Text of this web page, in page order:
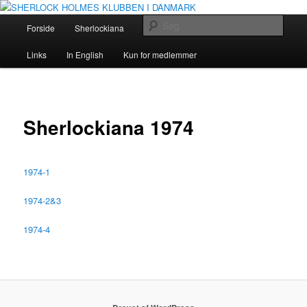
Fortsæt
primært
indholdSHERLOCK HOLMES KLUBBEN I
The Danish Baker Street Irregulars
Forside Sherlockiana Holmes og Doyle
Links In English Kun for medlemmer
Sherlockiana 1974
1974-1
1974-2&3
1974-4